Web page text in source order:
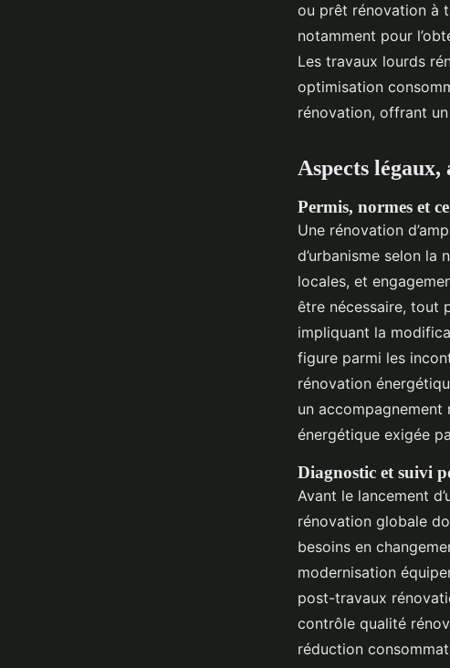
ou prêt rénovation à
notamment pour
Les travaux lourds
optimisation
rénovation, offrant
Aspects
Permis, normes et
Une rénovation
d’urbanisme selon
locales, et
être nécessaire, tout
impliquant la
figure parmi les
rénovation
un accompagnement
énergétique exigée
Diagnostic et suivi
Avant le lancement
rénovation globale
besoins en
modernisation
post-travaux
contrôle qualité
réduction